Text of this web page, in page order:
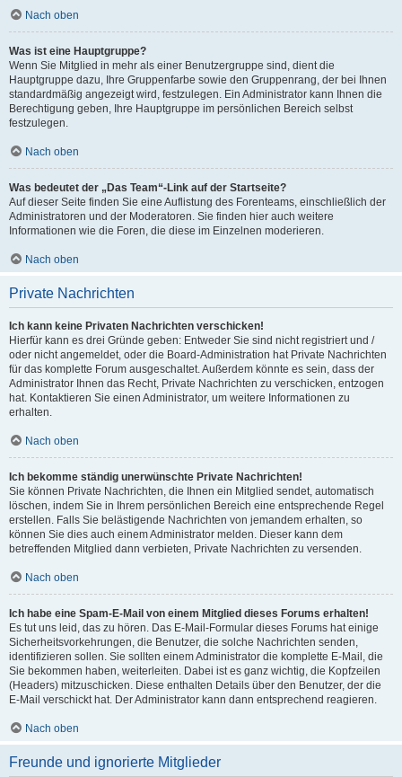
Nach oben
Was ist eine Hauptgruppe?
Wenn Sie Mitglied in mehr als einer Benutzergruppe sind, dient die
Hauptgruppe dazu, Ihre Gruppenfarbe sowie den Gruppenrang, der bei Ihnen
standardmäßig angezeigt wird, festzulegen. Ein Administrator kann Ihnen die
Berechtigung geben, Ihre Hauptgruppe im persönlichen Bereich selbst
festzulegen.
Nach oben
Was bedeutet der „Das Team“-Link auf der Startseite?
Auf dieser Seite finden Sie eine Auflistung des Forenteams, einschließlich der
Administratoren und der Moderatoren. Sie finden hier auch weitere
Informationen wie die Foren, die diese im Einzelnen moderieren.
Nach oben
Private Nachrichten
Ich kann keine Privaten Nachrichten verschicken!
Hierfür kann es drei Gründe geben: Entweder Sie sind nicht registriert und /
oder nicht angemeldet, oder die Board-Administration hat Private Nachrichten
für das komplette Forum ausgeschaltet. Außerdem könnte es sein, dass der
Administrator Ihnen das Recht, Private Nachrichten zu verschicken, entzogen
hat. Kontaktieren Sie einen Administrator, um weitere Informationen zu
erhalten.
Nach oben
Ich bekomme ständig unerwünschte Private Nachrichten!
Sie können Private Nachrichten, die Ihnen ein Mitglied sendet, automatisch
löschen, indem Sie in Ihrem persönlichen Bereich eine entsprechende Regel
erstellen. Falls Sie belästigende Nachrichten von jemandem erhalten, so
können Sie dies auch einem Administrator melden. Dieser kann dem
betreffenden Mitglied dann verbieten, Private Nachrichten zu versenden.
Nach oben
Ich habe eine Spam-E-Mail von einem Mitglied dieses Forums erhalten!
Es tut uns leid, das zu hören. Das E-Mail-Formular dieses Forums hat einige
Sicherheitsvorkehrungen, die Benutzer, die solche Nachrichten senden,
identifizieren sollen. Sie sollten einem Administrator die komplette E-Mail, die
Sie bekommen haben, weiterleiten. Dabei ist es ganz wichtig, die Kopfzeilen
(Headers) mitzuschicken. Diese enthalten Details über den Benutzer, der die
E-Mail verschickt hat. Der Administrator kann dann entsprechend reagieren.
Nach oben
Freunde und ignorierte Mitglieder